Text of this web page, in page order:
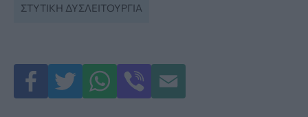
ΣΤΥΤΙΚΉ ΔΥΣΛΕΙΤΟΥΡΓΊΑ